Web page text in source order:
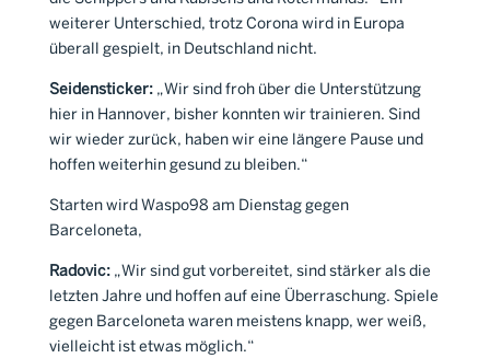
weiterer Unterschied, trotz Corona wird in Europa
überall gespielt, in Deutschland nicht.
Seidensticker:„Wir sind froh über die Unterstützung
hier in Hannover, bisher konnten wir trainieren. Sind
wir wieder zurück, haben wir eine längere Pause und
hoffen weiterhin gesund zu bleiben.“
Starten wird Waspo98 am Dienstag gegen
Barceloneta,
Radovic:„Wir sind gut vorbereitet, sind stärker als die
letzten Jahre und hoffen auf eine Überraschung. Spiele
gegen Barceloneta waren meistens knapp, wer weiß,
vielleicht ist etwas möglich.“